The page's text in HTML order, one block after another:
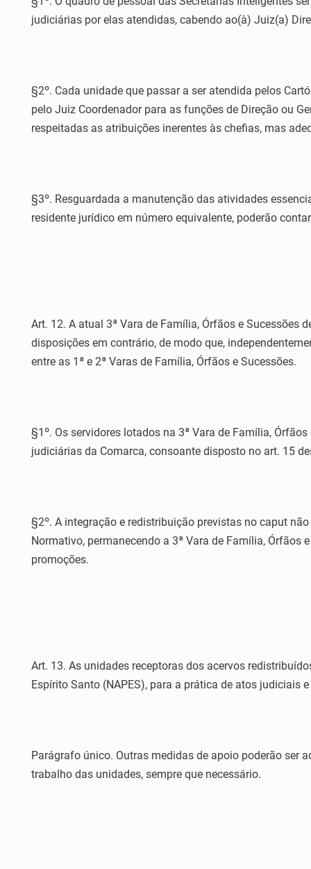
judiciárias por elas atendidas, cabendo ao(à) Juiz(a)
§2º. Cada unidade que passar a ser atendida pelos
pelo Juiz Coordenador para as funções de Direção ou
respeitadas as atribuições inerentes às chefias, mas
§3º. Resguardada a manutenção das atividades
residente jurídico em número equivalente, poderão
Art. 12. A atual 3ª Vara de Família, Órfãos e Sucessões
disposições em contrário, de modo que,
entre as 1ª e 2ª Varas de Família, Órfãos e Sucessões.
§1º. Os servidores lotados na 3ª Vara de Família,
judiciárias da Comarca, consoante disposto no art. 15
§2º. A integração e redistribuição previstas no caput
Normativo, permanecendo a 3ª Vara de Família,
promoções.
Art. 13. As unidades receptoras dos acervos
Espírito Santo (NAPES), para a prática de atos judiciais
Parágrafo único. Outras medidas de apoio poderão ser
trabalho das unidades, sempre que necessário.